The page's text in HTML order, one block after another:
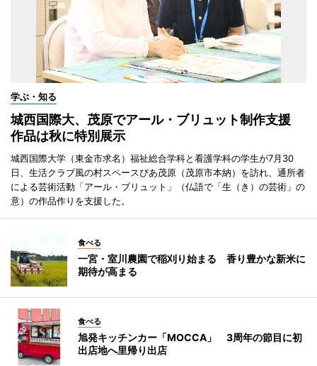
学ぶ・知る
城西国際大、茂原でアール・ブリュット制作支援
作品は秋に特別展示
城西国際大学（東金市求名）福祉総合学科と看護学科の学生が7月30
日、生活クラブ風の村スペースぴあ茂原（茂原市本納）を訪れ、通所者
による芸術活動「アール・ブリュット」（仏語で「生（き）の芸術」の
意）の作品作りを支援した。
食べる
一宮・室川農園で稲刈り始まる 香り豊かな新米に
期待が高まる
食べる
旭発キッチンカー「MOCCA」 3周年の節目に初
出店地へ里帰り出店